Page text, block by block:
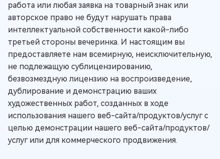
работа или любая заявка на товарный знак или
авторское право не будут нарушать права
интеллектуальной собственности какой-либо
третьей стороны вечеринка. И настоящим вы
предоставляете нам всемирную, неисключительную,
не подлежащую сублицензированию,
безвозмездную лицензию на воспроизведение,
дублирование и демонстрацию ваших
художественных работ, созданных в ходе
использования нашего веб-сайта/продуктов/услуг с
целью демонстрации нашего веб-сайта/продуктов/
услуг или для коммерческого продвижения.